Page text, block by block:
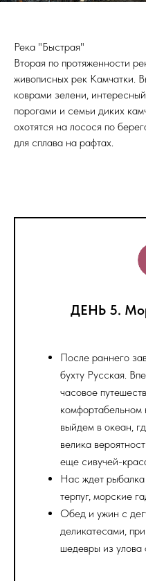
Река "Быстрая"
Вторая по протяженности
живописных рек Камчатки.
коврами зелени,
порогами и семьи диких
охотятся на лосося по
для сплава на рафтах.
ДЕНЬ 5.
После раннего
бухту Русская.
часовое
выйдем в океан,
велика
еще сивучей-
Нас ждет
терпуг, морские
Обед и ужин с
деликатесами,
шедевры из улова